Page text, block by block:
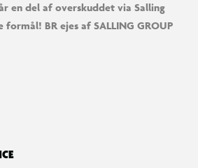
en del af overskuddet via Salling
BR ejes af SALLING GROUP